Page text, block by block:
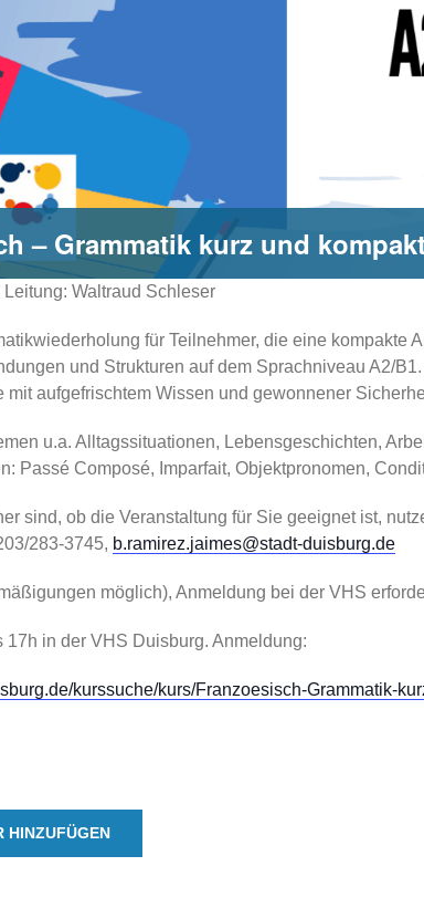
– Grammatik kurz und
Waltraud Schleser
für Teilnehmer, die eine
und Strukturen auf dem Sprachniveau A2/
mit aufgefrischtem Wissen und gewonnener
u.a. Alltagssituationen, Lebensgeschichten,
Passé Composé, Imparfait, Objektpronomen,
sind, ob die Veranstaltung für Sie geeignet ist,
283-3745, b.ramirez.jaimes@stadt-duisburg.de
möglich), Anmeldung bei der VHS
17h in der VHS Duisburg. Anmeldung:
kurssuche/kurs/Franzoesisch-Grammatik-
HINZUFÜGEN